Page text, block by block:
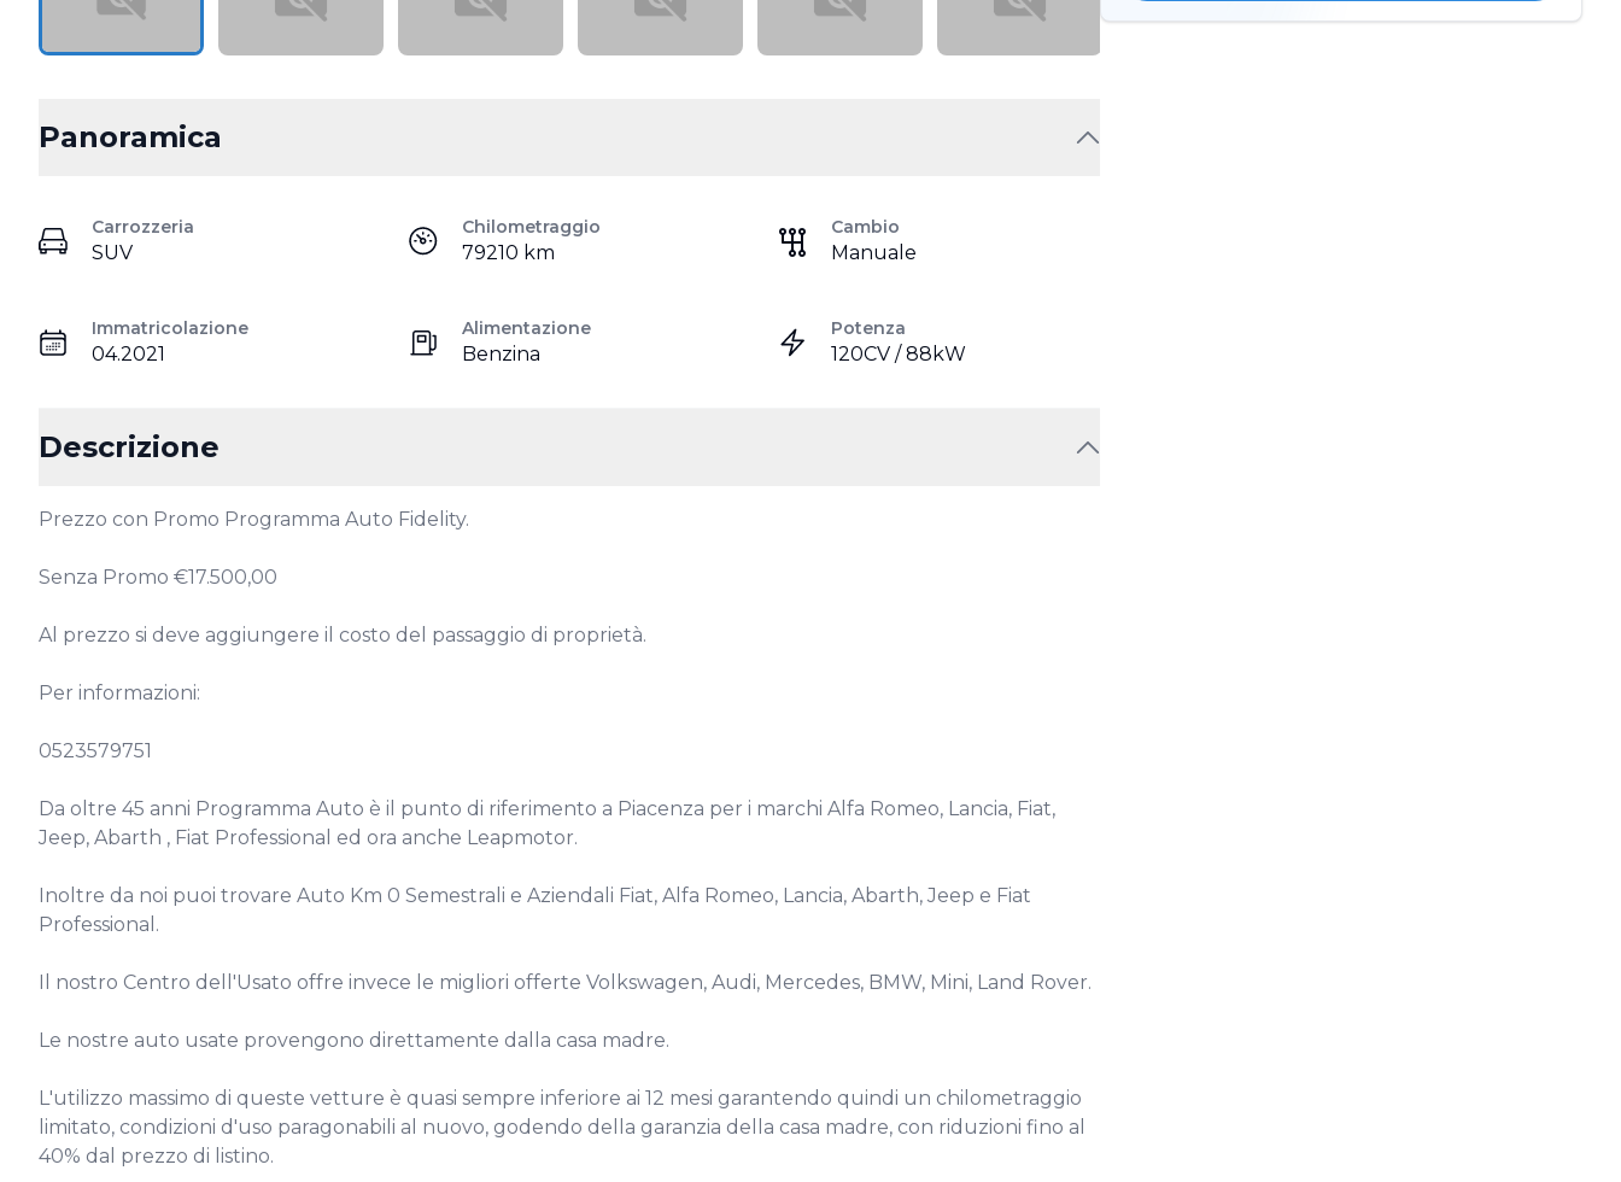
Panoramica
Carrozzeria
SUV
Chilometraggio
79210 km
Cambio
Manuale
Immatricolazione
04.2021
Alimentazione
Benzina
Potenza
120CV / 88kW
Descrizione
Prezzo con Promo Programma Auto Fidelity.
Senza Promo €17.500,00
Al prezzo si deve aggiungere il costo del passaggio di proprietà.
Per informazioni:
0523579751
Da oltre 45 anni Programma Auto è il punto di riferimento a Piacenza per i marchi Alfa Romeo, Lancia, Fiat,
Jeep, Abarth , Fiat Professional ed ora anche Leapmotor.
Inoltre da noi puoi trovare Auto Km 0 Semestrali e Aziendali Fiat, Alfa Romeo, Lancia, Abarth, Jeep e Fiat
Professional.
Il nostro Centro dell'Usato offre invece le migliori offerte Volkswagen, Audi, Mercedes, BMW, Mini, Land Rover.
Le nostre auto usate provengono direttamente dalla casa madre.
L'utilizzo massimo di queste vetture è quasi sempre inferiore ai 12 mesi garantendo quindi un chilometraggio
limitato, condizioni d'uso paragonabili al nuovo, godendo della garanzia della casa madre, con riduzioni fino al
40% dal prezzo di listino.